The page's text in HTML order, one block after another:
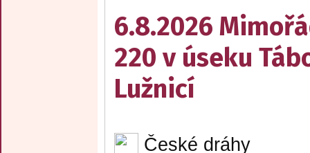
6.8.2026
220 v úseku
Lužnicí
České dráhy